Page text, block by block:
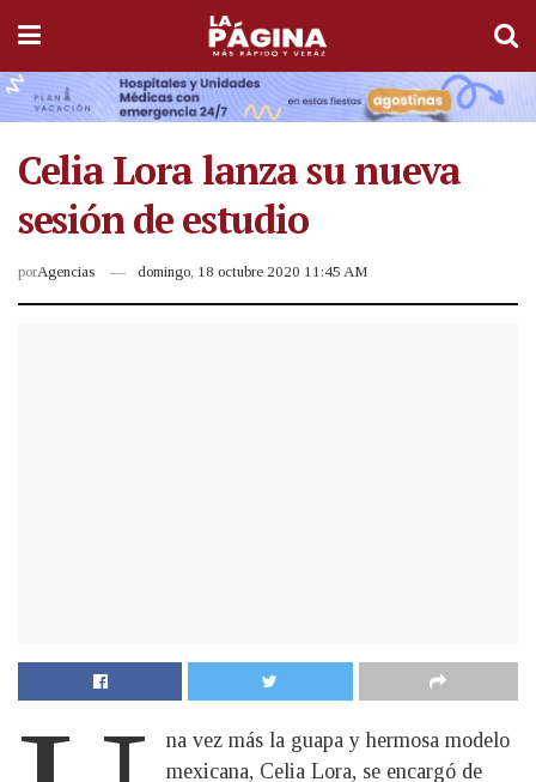
Celia Lora lanza su nueva
sesión de estudio
porAgencias domingo, 18 octubre 2020 11:45 AM
na vez más la guapa y hermosa modelo
mexicana, Celia Lora, se encargó de